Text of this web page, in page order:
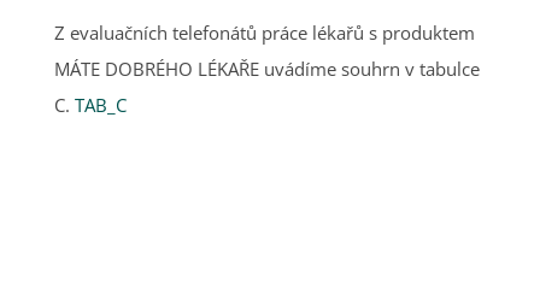
Z evaluačních telefonátů práce lékařů s produktem
MÁTE DOBRÉHO LÉKAŘE uvádíme souhrn v tabulce
C. TAB_C